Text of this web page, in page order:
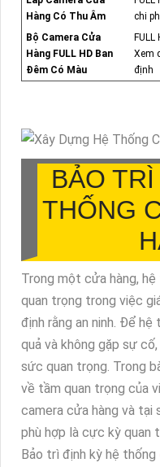
Hàng Có Thu Âm
chi
Bộ Camera Cửa
Hàng FULL HD Ban
Đêm Có Màu
FULL
Xem
định
BẢO
THỐNG
Trong một cửa hàng,
quan trọng trong việc
định rằng an ninh. Để
quả và không gặp sự
sức quan trọng. Trong
về tầm quan trọng của
camera cửa hàng và tại
phù hợp là cực kỳ quan
Bảo trì định kỳ hệ thống